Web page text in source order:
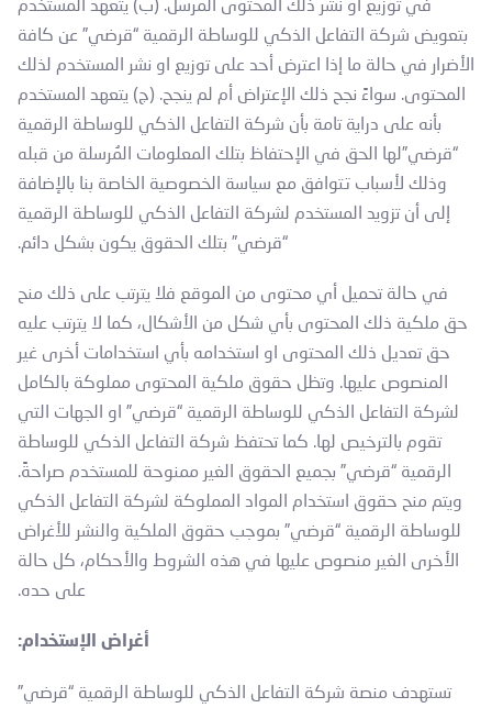
في توزيع او نشر ذلك المحتوى المُرسل. (ب) يتعهد المستخدم
بتعويض شركة التفاعل الذكي للوساطة الرقمية “قرضي” عن كافة
الأضرار في حالة ما إذا اعترض أحد على توزيع او نشر المستخدم لذلك
المحتوى. سواءً نجح ذلك الإعتراض أم لم ينجح. (ج) يتعهد المستخدم
بأنه على دراية تامة بأن شركة التفاعل الذكي للوساطة الرقمية
“قرضي”لها الحق في الإحتفاظ بتلك المعلومات المُرسلة من قبله
وذلك لأسباب تتوافق مع سياسة الخصوصية الخاصة بنا بالإضافة
إلى أن تزويد المستخدم لشركة التفاعل الذكي للوساطة الرقمية
“قرضي” بتلك الحقوق يكون بشكل دائم.
في حالة تحميل أي محتوى من الموقع فلا يترتب على ذلك منح
حق ملكية ذلك المحتوى بأي شكل من الأشكال، كما لا يترتب عليه
حق تعديل ذلك المحتوى او استخدامه بأي استخدامات أخرى غير
المنصوص عليها. وتظل حقوق ملكية المحتوى مملوكة بالكامل
لشركة التفاعل الذكي للوساطة الرقمية “قرضي” او الجهات التي
تقوم بالترخيص لها. كما تحتفظ شركة التفاعل الذكي للوساطة
الرقمية “قرضي” بجميع الحقوق الغير ممنوحة للمستخدم صراحةً.
ويتم منح حقوق استخدام المواد المملوكة لشركة التفاعل الذكي
للوساطة الرقمية “قرضي” بموجب حقوق الملكية والنشر للأغراض
الأخرى الغير منصوص عليها في هذه الشروط والأحكام، كل حالة
على حده.
أغراض الإستخدام:
تستهدف منصة شركة التفاعل الذكي للوساطة الرقمية “قرضي”